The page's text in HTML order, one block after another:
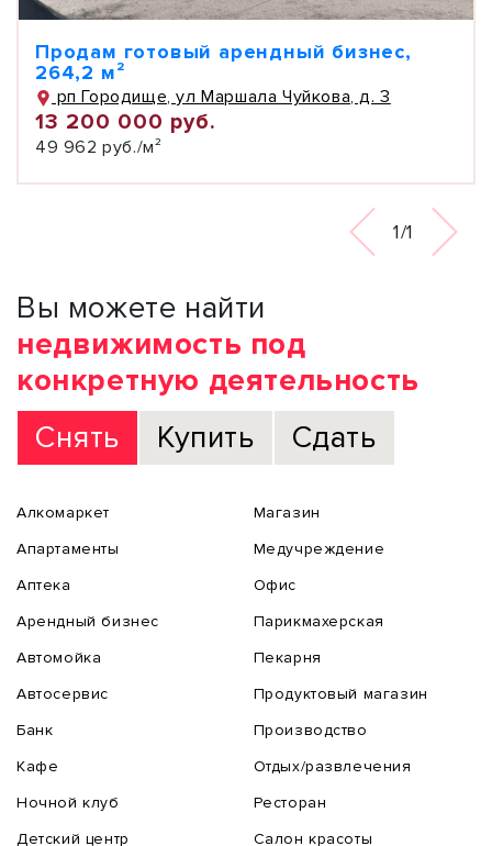
Продам готовый арендный бизнес,
264,2 м²
рп Городище, ул Маршала Чуйкова, д. 3
13 200 000 руб.
49 962 руб./м²
1/1
Вы можете найти
недвижимость под
конкретную деятельность
Снять
Купить Сдать
Алкомаркет
Апартаменты
Аптека
Арендный бизнес
Автомойка
Автосервис
Банк
Кафе
Ночной клуб
Детский центр
Магазин
Медучреждение
Офис
Парикмахерская
Пекарня
Продуктовый магазин
Производство
Отдых/развлечения
Ресторан
Салон красоты